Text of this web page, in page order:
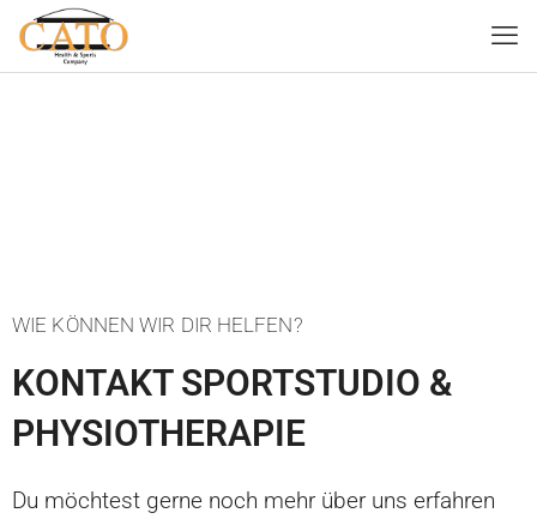
WIE KÖNNEN WIR DIR HELFEN?
KONTAKT SPORTSTUDIO &
PHYSIOTHERAPIE
Du möchtest gerne noch mehr über uns erfahren